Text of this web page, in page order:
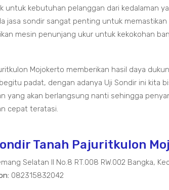
untuk kebutuhan pelanggan dari kedalaman
jasa sondir sangat penting untuk
mesin penunjang ukur untuk kekokohan
Mojokerto memberikan hasil daya
padat, dengan adanya Uji Sondir ini kita
yang akan berlangsung nanti sehingga
cepat teratasi.
Tanah Pajuritkulon
Selatan II No.8 RT.008 RW.002 Bangka,
082315832042